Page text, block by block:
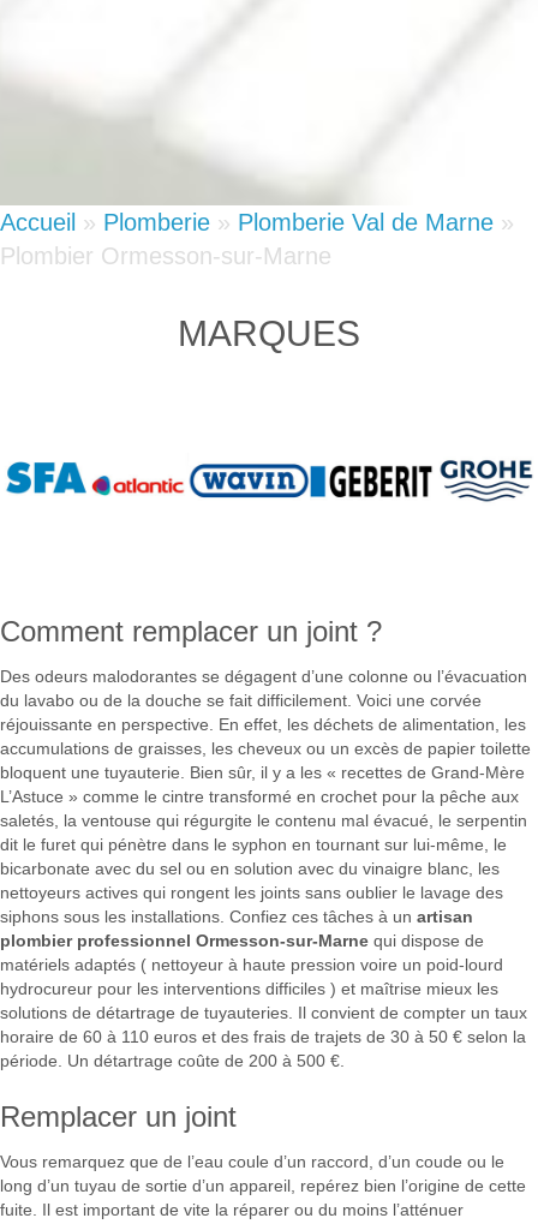
Accueil » Plomberie » Plomberie Val de Marne »
Plombier Ormesson-sur-Marne
MARQUES
Comment remplacer un joint ?
Des odeurs malodorantes se dégagent d’une colonne ou l’évacuation
du lavabo ou de la douche se fait difficilement. Voici une corvée
réjouissante en perspective. En effet, les déchets de alimentation, les
accumulations de graisses, les cheveux ou un excès de papier toilette
bloquent une tuyauterie. Bien sûr, il y a les « recettes de Grand-Mère
L’Astuce » comme le cintre transformé en crochet pour la pêche aux
saletés, la ventouse qui régurgite le contenu mal évacué, le serpentin
dit le furet qui pénètre dans le syphon en tournant sur lui-même, le
bicarbonate avec du sel ou en solution avec du vinaigre blanc, les
nettoyeurs actives qui rongent les joints sans oublier le lavage des
siphons sous les installations. Confiez ces tâches à un artisan
plombier professionnel Ormesson-sur-Marne qui dispose de
matériels adaptés ( nettoyeur à haute pression voire un poid-lourd
hydrocureur pour les interventions difficiles ) et maîtrise mieux les
solutions de détartrage de tuyauteries. Il convient de compter un taux
horaire de 60 à 110 euros et des frais de trajets de 30 à 50 € selon la
période. Un détartrage coûte de 200 à 500 €.
Remplacer un joint
Vous remarquez que de l’eau coule d’un raccord, d’un coude ou le
long d’un tuyau de sortie d’un appareil, repérez bien l’origine de cette
fuite. Il est important de vite la réparer ou du moins l’atténuer